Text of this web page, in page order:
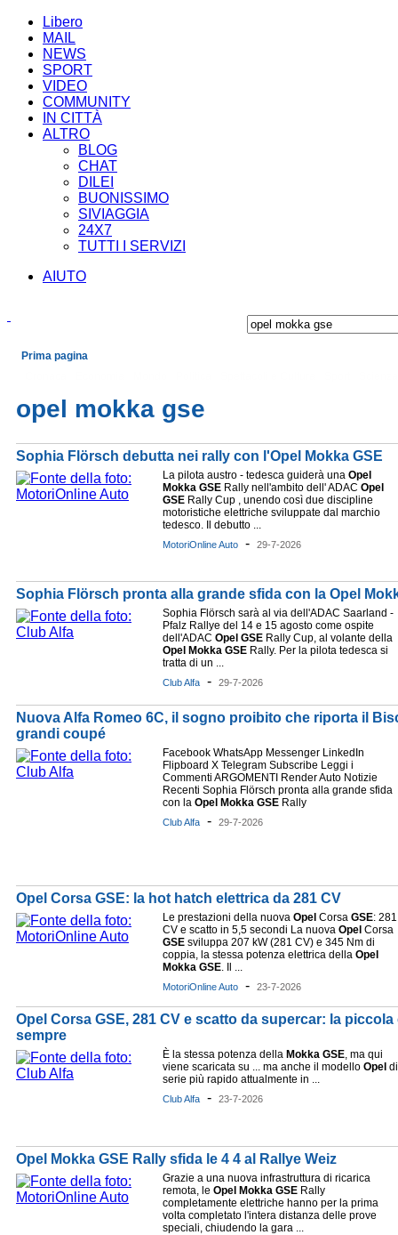
Libero
MAIL
NEWS
SPORT
VIDEO
COMMUNITY
IN CITTÀ
ALTRO
BLOG
CHAT
DILEI
BUONISSIMO
SIVIAGGIA
24X7
TUTTI I SERVIZI
AIUTO
Prima pagina
opel mokka gse
Sophia Flörsch debutta nei rally con l'Opel Mokka GSE
La pilota austro - tedesca guiderà una Opel
Mokka GSE Rally nell'ambito dell' ADAC Opel
GSE Rally Cup , unendo così due discipline
motoristiche elettriche sviluppate dal marchio
tedesco. Il debutto ...
MotoriOnline Auto - 29-7-2026
Sophia Flörsch pronta alla grande sfida con la Opel
Sophia Flörsch sarà al via dell'ADAC Saarland -
Pfalz Rallye del 14 e 15 agosto come ospite
dell'ADAC Opel GSE Rally Cup, al volante della
Opel Mokka GSE Rally. Per la pilota tedesca si
tratta di un ...
Club Alfa - 29-7-2026
Nuova Alfa Romeo 6C, il sogno proibito che riporta il
grandi coupé
Facebook WhatsApp Messenger LinkedIn
Flipboard X Telegram Subscribe Leggi i
Commenti ARGOMENTI Render Auto Notizie
Recenti Sophia Flörsch pronta alla grande sfida
con la Opel Mokka GSE Rally
Club Alfa - 29-7-2026
Opel Corsa GSE: la hot hatch elettrica da 281 CV
Le prestazioni della nuova Opel Corsa GSE: 281
CV e scatto in 5,5 secondi La nuova Opel Corsa
GSE sviluppa 207 kW (281 CV) e 345 Nm di
coppia, la stessa potenza elettrica della Opel
Mokka GSE. Il ...
MotoriOnline Auto - 23-7-2026
Opel Corsa GSE, 281 CV e scatto da supercar: la
sempre
È la stessa potenza della Mokka GSE, ma qui
viene scaricata su ... ma anche il modello Opel di
serie più rapido attualmente in ...
Club Alfa - 23-7-2026
Opel Mokka GSE Rally sfida le 4 4 al Rallye Weiz
Grazie a una nuova infrastruttura di ricarica
remota, le Opel Mokka GSE Rally
completamente elettriche hanno per la prima
volta completato l'intera distanza delle prove
speciali, chiudendo la gara ...